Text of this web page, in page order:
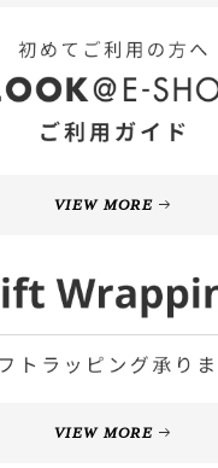
VIEW MORE
VIEW MORE